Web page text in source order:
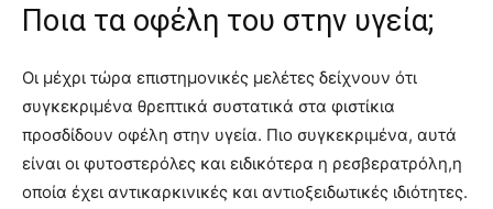
Ποια τα οφέλη του στην υγεία;
Οι μέχρι τώρα επιστημονικές μελέτες δείχνουν ότι
συγκεκριμένα θρεπτικά συστατικά στα φιστίκια
προσδίδουν οφέλη στην υγεία. Πιο συγκεκριμένα, αυτά
είναι οι φυτοστερόλες και ειδικότερα η ρεσβερατρόλη,η
οποία έχει αντικαρκινικές και αντιοξειδωτικές ιδιότητες.